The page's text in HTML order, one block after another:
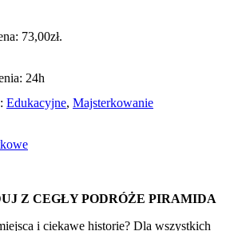
73,00zł.
24h
Edukacyjne, Majsterkowanie
Z CEGŁY PODRÓŻE PIRAMIDA
i ciekawe historie? Dla wszystkich